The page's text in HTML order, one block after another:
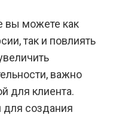
вы можете как
так и повлиять
важно
для клиента.
для создания